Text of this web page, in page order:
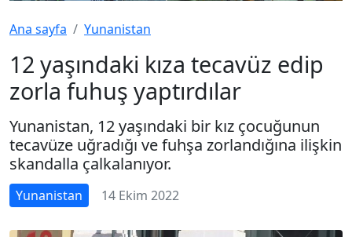
Ana sayfa Yunanistan
12 yaşındaki kıza tecavüz edip
zorla fuhuş yaptırdılar
Yunanistan, 12 yaşındaki bir kız çocuğunun
tecavüze uğradığı ve fuhşa zorlandığına ilişkin
skandalla çalkalanıyor.
Yunanistan 14 Ekim 2022